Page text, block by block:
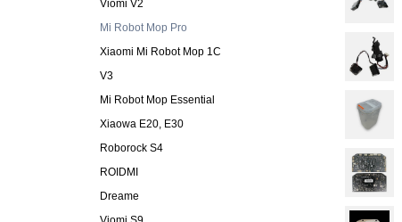
Viomi V2
Mi Robot Mop Pro
Xiaomi Mi Robot Mop 1C
V3
Mi Robot Mop Essential
Xiaowa E20, E30
Roborock S4
ROIDMI
Dreame